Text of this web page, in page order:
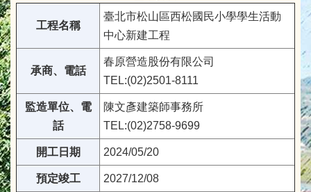
工程名稱
臺北市松山區西松國民小學學生活動
中心新建工程
承商、電話
春原營造股份有限公司
TEL:(02)2501-8111
監造單位、電
話
陳文彥建築師事務所
TEL:(02)2758-9699
開工日期 2024/05/20
預定竣工 2027/12/08